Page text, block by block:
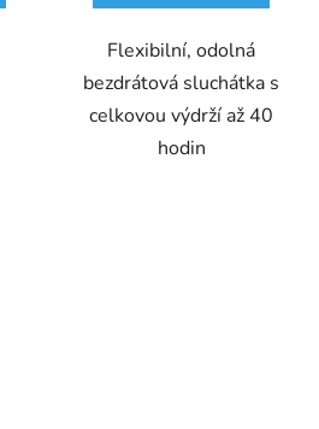
Flexibilní, odolná
bezdrátová sluchátka s
celkovou výdrží až 40
hodin